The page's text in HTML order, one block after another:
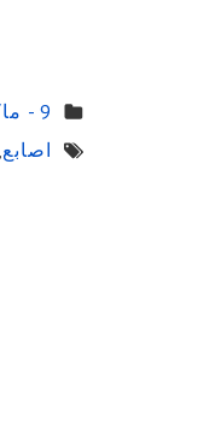
9 - ماكينات تعبئة حبوب و حبيبات وتعبئة مساحيق في اكياس اوتوماتيك
اصابع